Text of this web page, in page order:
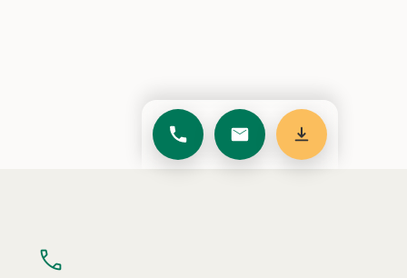
Anrufen E-Mail schreibenProgramm
call